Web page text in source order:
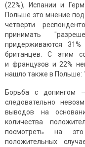
(22%), Испании и
Польше это мнение
четверти
принимать
придерживаются
британцев. С этим
и французов и 22%
нашло также в Польше:
Борьба с допингом
следовательно
выводов на
количества
посмотреть на
положительных